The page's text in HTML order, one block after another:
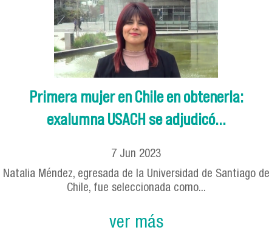
Primera mujer en Chile en obtenerla:
exalumna USACH se adjudicó...
7 Jun 2023
Natalia Méndez, egresada de la Universidad de Santiago de
Chile, fue seleccionada como...
ver más